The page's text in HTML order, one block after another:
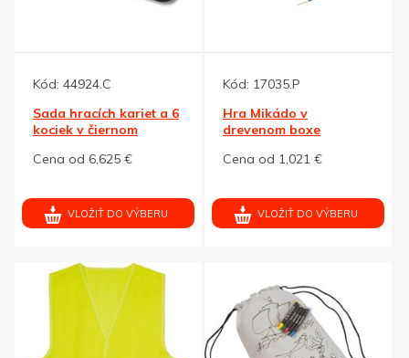
Kód: 44924.C
Sada hracích kariet a 6
kociek v čiernom
Cena od 6,625 €
VLOŽIŤ DO VÝBERU
Kód: 17035.P
Hra Mikádo v
drevenom boxe
Cena od 1,021 €
VLOŽIŤ DO VÝBERU